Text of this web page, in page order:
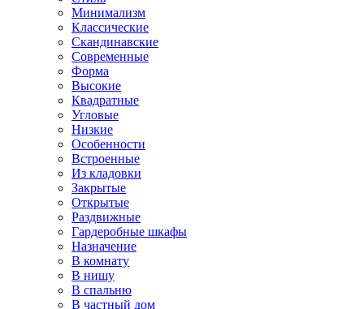
Минимализм
Классические
Скандинавские
Современные
Форма
Высокие
Квадратные
Угловые
Низкие
Особенности
Встроенные
Из кладовки
Закрытые
Открытые
Раздвижные
Гардеробные шкафы
Назначение
В комнату
В нишу
В спальню
В частный дом